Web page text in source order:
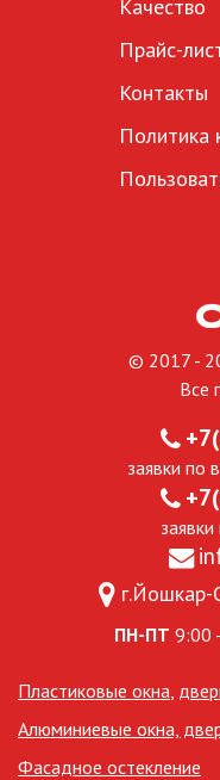
Качество
Прайс-
Контакты
Политика
© 2017 -
Все
заявки по
г.Йошкар-
ПН-ПТ 9:00
Пластиковые окна
Алюминиевые окна,
Фасадное остекление